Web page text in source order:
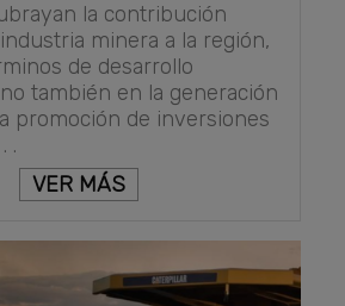
la contribución
minera a la región,
de desarrollo
también en la generación
promoción de inversiones
.
VER MÁS